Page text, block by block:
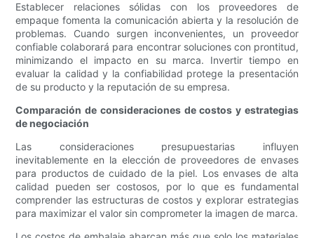
Establecer relaciones sólidas con los proveedores de
empaque fomenta la comunicación abierta y la resolución de
problemas. Cuando surgen inconvenientes, un proveedor
confiable colaborará para encontrar soluciones con prontitud,
minimizando el impacto en su marca. Invertir tiempo en
evaluar la calidad y la confiabilidad protege la presentación
de su producto y la reputación de su empresa.
Comparación de consideraciones de costos y estrategias
de negociación
Las consideraciones presupuestarias influyen
inevitablemente en la elección de proveedores de envases
para productos de cuidado de la piel. Los envases de alta
calidad pueden ser costosos, por lo que es fundamental
comprender las estructuras de costos y explorar estrategias
para maximizar el valor sin comprometer la imagen de marca.